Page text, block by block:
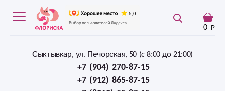
0
Сыктывкар, ул. Печорская, 50 (c 8:00 до 21:00)
+7 (904) 270-87-15
+7 (912) 865-87-15